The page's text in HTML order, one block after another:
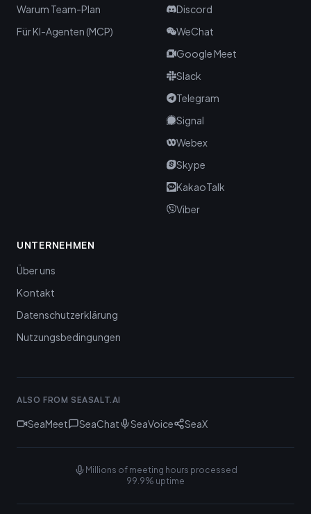
Warum Team-Plan
Für KI-Agenten (MCP)
Discord
WeChat
Google Meet
Slack
Telegram
Signal
Webex
Skype
KakaoTalk
Viber
UNTERNEHMEN
Über uns
Kontakt
Datenschutzerklärung
Nutzungsbedingungen
ALSO FROM SEASALT.AI
SeaMeet SeaChat SeaVoice SeaX
Millions of meeting hours processed
99.9% uptime